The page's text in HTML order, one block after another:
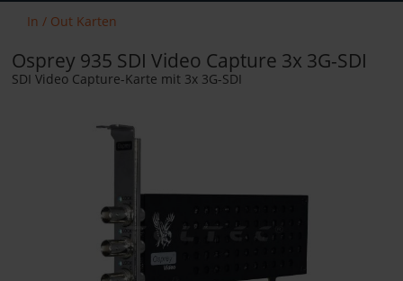
In / Out Karten
Osprey 935 SDI Video Capture 3x 3G-SDI
SDI Video Capture-Karte mit 3x 3G-SDI